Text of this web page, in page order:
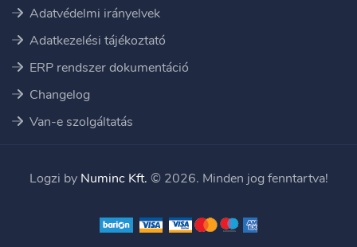
Adatvédelmi irányelvek
Adatkezelési tájékoztató
ERP rendszer dokumentáció
Changelog
Van-e szolgáltatás
Logzi by Numinc Kft. © 2026. Minden jog fenntartva!